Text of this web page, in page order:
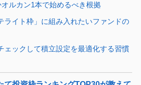
ルカン1本で始めるべき根拠
ライト枠」に組み入れたいファンドの
ェックして積立設定を最適化する習慣